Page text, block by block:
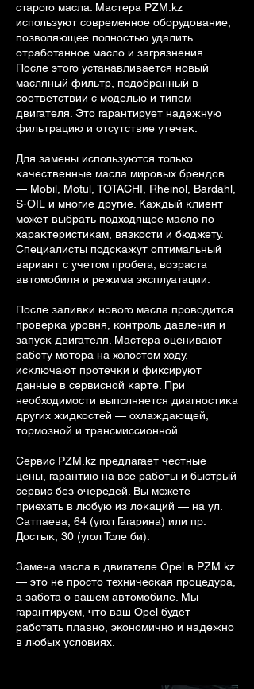
старого масла. Мастера PZM.kz
используют современное оборудование,
позволяющее полностью удалить
отработанное масло и загрязнения.
После этого устанавливается новый
масляный фильтр, подобранный в
соответствии с моделью и типом
двигателя. Это гарантирует надежную
фильтрацию и отсутствие утечек.
Для замены используются только
качественные масла мировых брендов
— Mobil, Motul, TOTACHI, Rheinol, Bardahl,
S-OIL и многие другие. Каждый клиент
может выбрать подходящее масло по
характеристикам, вязкости и бюджету.
Специалисты подскажут оптимальный
вариант с учетом пробега, возраста
автомобиля и режима эксплуатации.
После заливки нового масла проводится
проверка уровня, контроль давления и
запуск двигателя. Мастера оценивают
работу мотора на холостом ходу,
исключают протечки и фиксируют
данные в сервисной карте. При
необходимости выполняется диагностика
других жидкостей — охлаждающей,
тормозной и трансмиссионной.
Сервис PZM.kz предлагает честные
цены, гарантию на все работы и быстрый
сервис без очередей. Вы можете
приехать в любую из локаций — на ул.
Сатпаева, 64 (угол Гагарина) или пр.
Достык, 30 (угол Толе би).
Замена масла в двигателе Opel в PZM.kz
— это не просто техническая процедура,
а забота о вашем автомобиле. Мы
гарантируем, что ваш Opel будет
работать плавно, экономично и надежно
в любых условиях.